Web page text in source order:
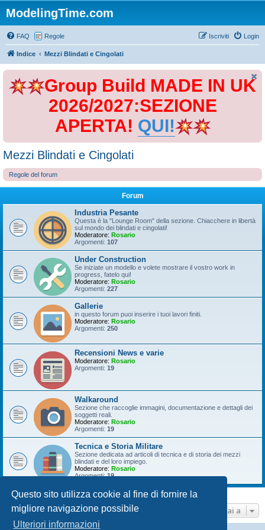
Questo sito utilizza cookie al fine di fornire la
migliore navigazione possibile
Ulteriori informazioni
ModelingTime.com
FAQ Regole Login
Iscriviti
Indice Mezzi Blindati e Cingolati
Group Build MADE IN UK
2026/2027:SEZIONE
APERTA! QUI!
Mezzi Blindati e Cingolati
Regole del forum
Forum
Industria Pesante
Questa è la "Lounge Room" della sezione. Chiacchere in libertà
sul mondo dei blindati e cingolati!
Moderatore: Rosario
Argomenti: 107
Under Construction
Se iniziate un modello e volete mostrare il vostro work in
progress, fatelo qui!
Moderatore: Rosario
Argomenti: 227
Gallerie
in questo forum puoi inserire i tuoi lavori finiti.
Moderatore: Rosario
Argomenti: 250
Recensioni News e varie
Moderatore: Rosario
Argomenti: 19
Walkaround
Sezione che raccoglie immagini, documentazione e dettagli dei
soggetti reali.
Moderatore: Rosario
Argomenti: 19
Tecnica e Storia Militare
Sezione dedicata ad articoli di tecnica e di storia dei mezzi
blindati e del loro impiego.
Moderatore: Rosario
Argomenti:19
Vai a